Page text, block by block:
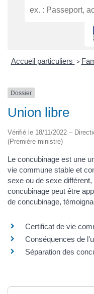
Accueil particuliers >
Dossier
Union libre
Vérifié le 18/11/2022 –
(Première ministre)
Le concubinage est une
vie commune stable et
sexe ou de sexe
concubinage peut être
de concubinage,
Certificat de vie
Conséquences de
Séparation des